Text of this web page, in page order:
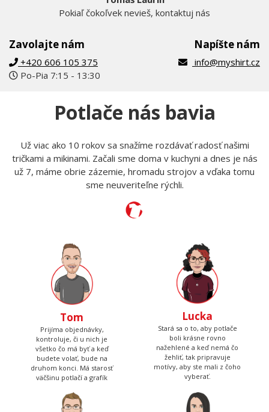
Zavolajte nám
+420 606 105 375
Po-Pia 7:15 - 13:30
Pokiaľ čokoľvek nevieš, kontaktuj nás
Napíšte nám
info@myshirt.cz
Potlače nás bavia
Už viac ako 10 rokov sa snažíme rozdávať radosť našimi
tričkami a mikinami. Začali sme doma v kuchyni a dnes je nás
už 7, máme obrie zázemie, hromadu strojov a vďaka tomu
sme neuveriteľne rýchli.
Tom
Prijíma objednávky,
kontroluje, či u nich je
všetko čo má byť a keď
budete volať, bude na
druhom konci. Má starosť
väčšinu potlačí a grafík
Lucka
Stará sa o to, aby potlače
boli krásne rovno
nažehlené a keď nemá čo
žehliť, tak pripravuje
motívy, aby ste mali z čoho
vyberať.